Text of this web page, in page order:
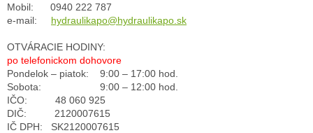
Mobil:      0940 222 787
e-mail:
hydraulikapo@hydraulikapo.sk
OTVÁRACIE HODINY:
po telefonickom dohovore
Pondelok – piatok:    9:00 – 17:00 hod.
Sobota:                     9:00 – 12:00 hod.
IČO:          48 060 925
DIČ:          2120007615
IČ DPH:   SK2120007615